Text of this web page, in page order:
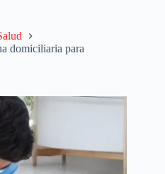
domiciliaria para